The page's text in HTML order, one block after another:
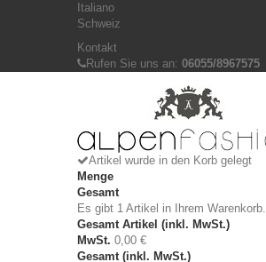
Italiano
Schweiz
Kontakt
Rufen Sie uns an: 06055/8967575
Artikel wurde in den Korb gelegt
Menge
Gesamt
Es gibt 1 Artikel in Ihrem Warenkorb.
Gesamt Artikel (inkl. MwSt.)
MwSt. 0,00 €
Gesamt (inkl. MwSt.)